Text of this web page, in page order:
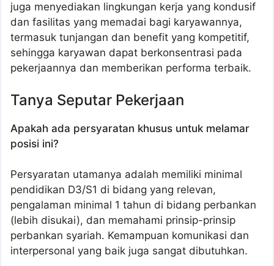
juga menyediakan lingkungan kerja yang kondusif
dan fasilitas yang memadai bagi karyawannya,
termasuk tunjangan dan benefit yang kompetitif,
sehingga karyawan dapat berkonsentrasi pada
pekerjaannya dan memberikan performa terbaik.
Tanya Seputar Pekerjaan
Apakah ada persyaratan khusus untuk melamar
posisi ini?
Persyaratan utamanya adalah memiliki minimal
pendidikan D3/S1 di bidang yang relevan,
pengalaman minimal 1 tahun di bidang perbankan
(lebih disukai), dan memahami prinsip-prinsip
perbankan syariah. Kemampuan komunikasi dan
interpersonal yang baik juga sangat dibutuhkan.